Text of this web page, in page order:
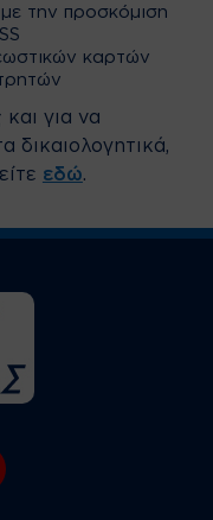
την προσκόμιση
καρτών
για να
δικαιολογητικά,
εδώ.